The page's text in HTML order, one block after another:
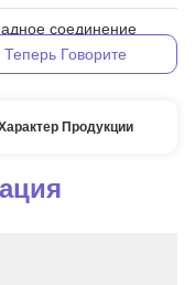
соединение
Теперь Говорите
Продукции